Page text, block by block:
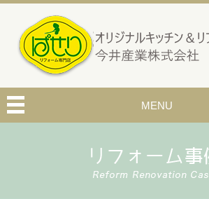
MENU